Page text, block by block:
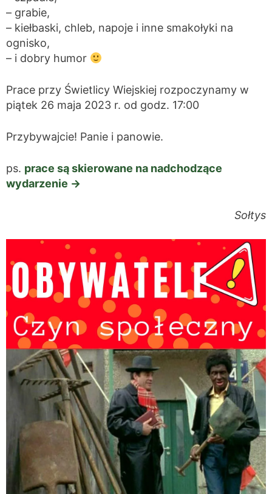
– grabie,
– kiełbaski, chleb, napoje i inne smakołyki na
ognisko,
– i dobry humor
Prace przy Świetlicy Wiejskiej rozpoczynamy w
piątek 26 maja 2023 r. od godz. 17:00
Przybywajcie! Panie i panowie.
ps. prace są skierowane na nadchodzące
wydarzenie ->
Sołtys